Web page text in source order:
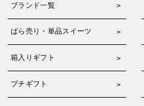
ブランド一覧
ばら売り・単品スイーツ
箱入りギフト
プチギフト